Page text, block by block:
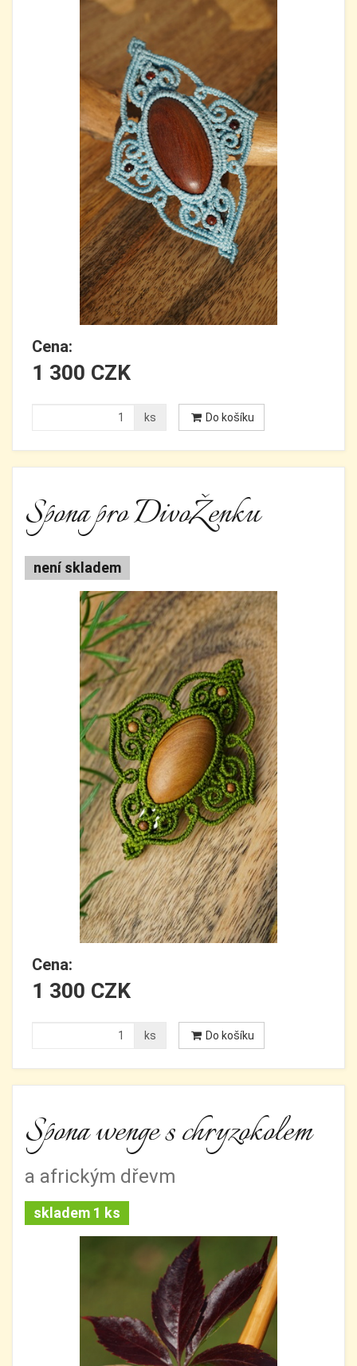
Cena:
1 300 CZK
ks Do košíku
Spona pro DivoŽenku
není skladem
Cena:
1 300 CZK
ks Do košíku
Spona wenge s chryzokolem
a africkým dřevm
skladem 1 ks